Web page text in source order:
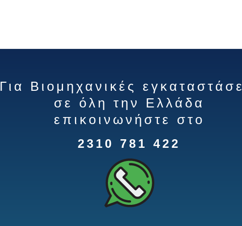
Για Βιομηχανικές
σε όλη την Ελλάδα
επικοινωνήστε στο
2310 781 422